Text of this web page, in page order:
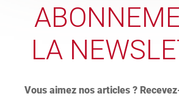
LA
Vous aimez nos articles ?